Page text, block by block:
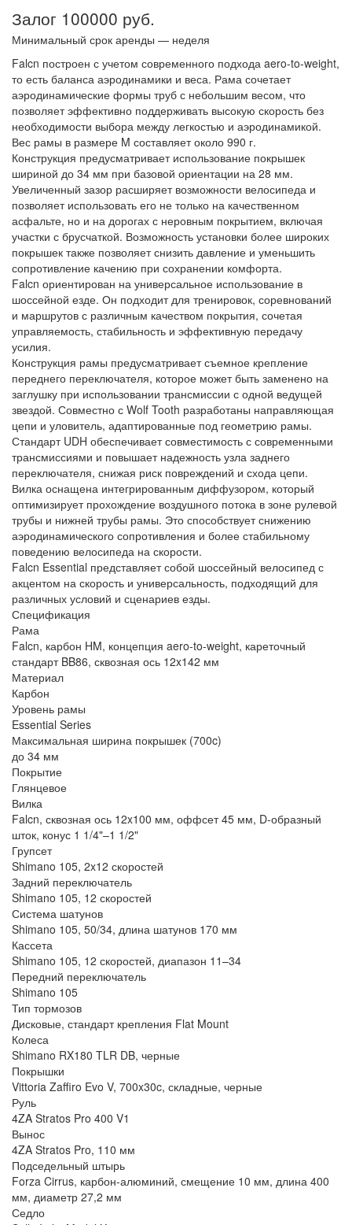
Залог 100000 руб.
Минимальный срок аренды — неделя
Falcn построен с учетом современного подхода aero-to-weight,
то есть баланса аэродинамики и веса. Рама сочетает
аэродинамические формы труб с небольшим весом, что
позволяет эффективно поддерживать высокую скорость без
необходимости выбора между легкостью и аэродинамикой.
Вес рамы в размере M составляет около 990 г.
Конструкция предусматривает использование покрышек
шириной до 34 мм при базовой ориентации на 28 мм.
Увеличенный зазор расширяет возможности велосипеда и
позволяет использовать его не только на качественном
асфальте, но и на дорогах с неровным покрытием, включая
участки с брусчаткой. Возможность установки более широких
покрышек также позволяет снизить давление и уменьшить
сопротивление качению при сохранении комфорта.
Falcn ориентирован на универсальное использование в
шоссейной езде. Он подходит для тренировок, соревнований
и маршрутов с различным качеством покрытия, сочетая
управляемость, стабильность и эффективную передачу
усилия.
Конструкция рамы предусматривает съемное крепление
переднего переключателя, которое может быть заменено на
заглушку при использовании трансмиссии с одной ведущей
звездой. Совместно с Wolf Tooth разработаны направляющая
цепи и уловитель, адаптированные под геометрию рамы.
Стандарт UDH обеспечивает совместимость с современными
трансмиссиями и повышает надежность узла заднего
переключателя, снижая риск повреждений и схода цепи.
Вилка оснащена интегрированным диффузором, который
оптимизирует прохождение воздушного потока в зоне рулевой
трубы и нижней трубы рамы. Это способствует снижению
аэродинамического сопротивления и более стабильному
поведению велосипеда на скорости.
Falcn Essential представляет собой шоссейный велосипед с
акцентом на скорость и универсальность, подходящий для
различных условий и сценариев езды.
Спецификация
Рама
Falcn, карбон HM, концепция aero-to-weight, кареточный
стандарт BB86, сквозная ось 12x142 мм
Материал
Карбон
Уровень рамы
Essential Series
Максимальная ширина покрышек (700c)
до 34 мм
Покрытие
Глянцевое
Вилка
Falcn, сквозная ось 12x100 мм, оффсет 45 мм, D-образный
шток, конус 1 1/4"–1 1/2"
Групсет
Shimano 105, 2x12 скоростей
Задний переключатель
Shimano 105, 12 скоростей
Система шатунов
Shimano 105, 50/34, длина шатунов 170 мм
Кассета
Shimano 105, 12 скоростей, диапазон 11–34
Передний переключатель
Shimano 105
Тип тормозов
Дисковые, стандарт крепления Flat Mount
Колеса
Shimano RX180 TLR DB, черные
Покрышки
Vittoria Zaffiro Evo V, 700x30c, складные, черные
Руль
4ZA Stratos Pro 400 V1
Вынос
4ZA Stratos Pro, 110 мм
Подседельный штырь
Forza Cirrus, карбон-алюминий, смещение 10 мм, длина 400
мм, диаметр 27,2 мм
Седло